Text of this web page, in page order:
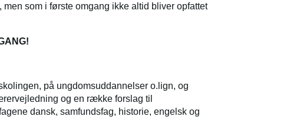
som i første omgang ikke altid bliver opfattet
på ungdomsuddannelser o.lign, og
og en række forslag til
dansk, samfundsfag, historie, engelsk og